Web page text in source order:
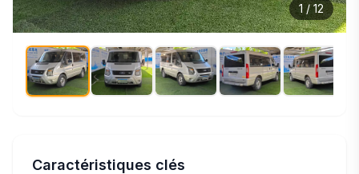
1 /12
Caractéristiques clés